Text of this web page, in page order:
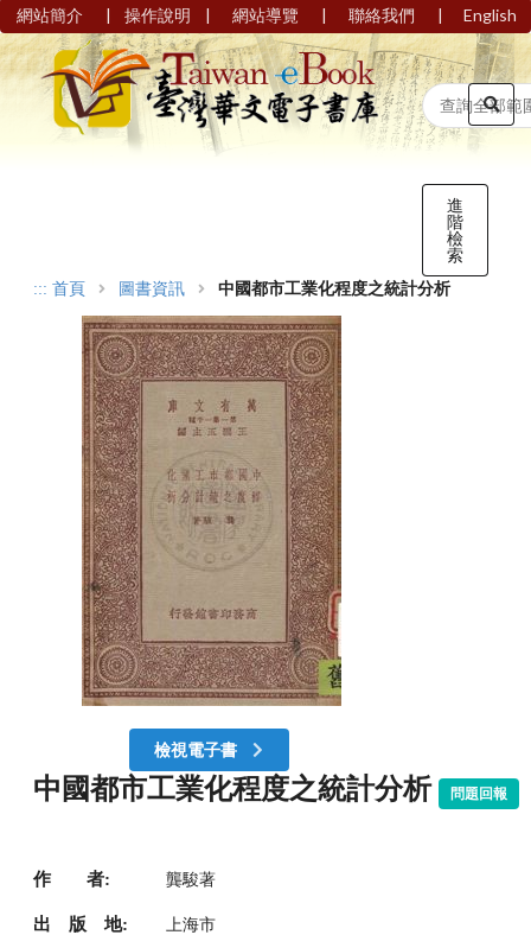
網站簡介 | 操作說明 | 網站導覽 | 聯絡我們 | English
進
階
檢
索
::: 首頁 圖書資訊 中國都市工業化程度之統計分析
檢視電子書
中國都市工業化程度之統計分析 問題回報
作 者: 龔駿著
出 版 地: 上海市